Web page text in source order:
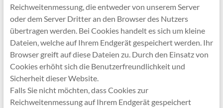
Reichweitenmessung, die entweder von unserem Server
oder dem Server Dritter an den Browser des Nutzers
übertragen werden. Bei Cookies handelt es sich um kleine
Dateien, welche auf Ihrem Endgerät gespeichert werden. Ihr
Browser greift auf diese Dateien zu. Durch den Einsatz von
Cookies erhöht sich die Benutzerfreundlichkeit und
Sicherheit dieser Website.
Falls Sie nicht möchten, dass Cookies zur
Reichweitenmessung auf Ihrem Endgerät gespeichert